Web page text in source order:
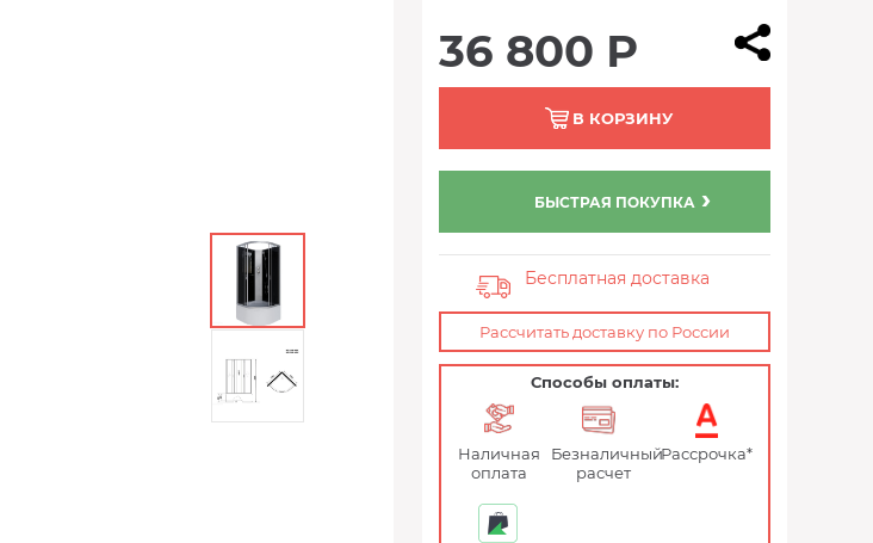
36 800 Р
В КОРЗИНУ
БЫСТРАЯ ПОКУПКА
Бесплатная доставка
Рассчитать доставку по России
Способы оплаты:
Наличная
оплата
Безналичный
расчет
Рассрочка*